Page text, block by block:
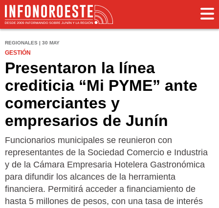
REGIONALES | 30 MAY
GESTIÓN
Presentaron la línea
crediticia “Mi PYME” ante
comerciantes y
empresarios de Junín
Funcionarios municipales se reunieron con
representantes de la Sociedad Comercio e Industria
y de la Cámara Empresaria Hotelera Gastronómica
para difundir los alcances de la herramienta
financiera. Permitirá acceder a financiamiento de
hasta 5 millones de pesos, con una tasa de interés